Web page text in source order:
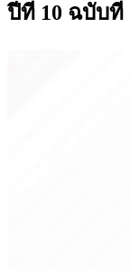
ปีที่ 10 ฉบับที่